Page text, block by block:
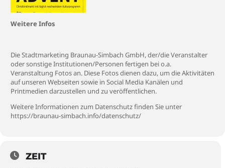
Weitere Infos
Die Stadtmarketing Braunau-Simbach GmbH, der/die Veranstalter
oder sonstige Institutionen/Personen fertigen bei o.a.
Veranstaltung Fotos an. Diese Fotos dienen dazu, um die Aktivitäten
auf unseren Webseiten sowie in Social Media Kanälen und
Printmedien darzustellen und zu veröffentlichen.
Weitere Informationen zum Datenschutz finden Sie unter
https://braunau-simbach.info/datenschutz/
ZEIT